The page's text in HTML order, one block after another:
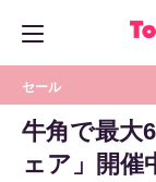
セール
牛角で最大
ェア」開催